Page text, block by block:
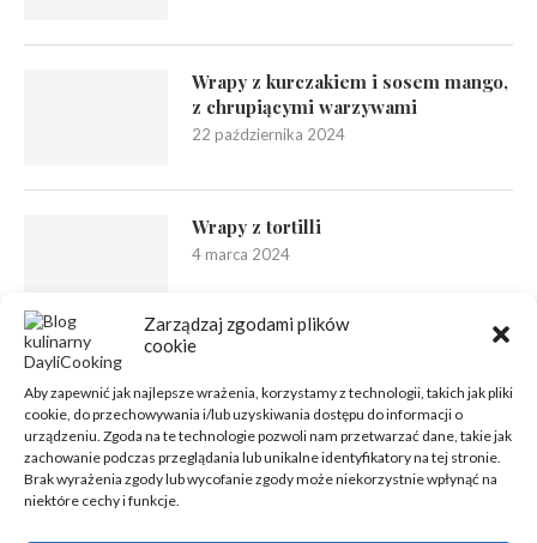
Zarządzaj zgodami plików
cookie
Aby zapewnić jak najlepsze wrażenia, korzystamy z technologii, takich jak pliki
cookie, do przechowywania i/lub uzyskiwania dostępu do informacji o
urządzeniu. Zgoda na te technologie pozwoli nam przetwarzać dane, takie jak
zachowanie podczas przeglądania lub unikalne identyfikatory na tej stronie.
Brak wyrażenia zgody lub wycofanie zgody może niekorzystnie wpłynąć na
niektóre cechy i funkcje.
Wrapy z kurczakiem i sosem mango,
z chrupiącymi warzywami
22 października 2024
Wrapy z tortilli
4 marca 2024